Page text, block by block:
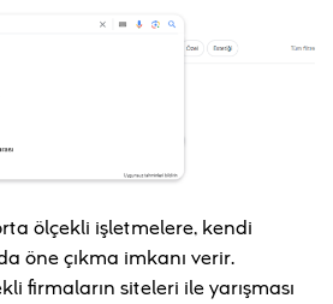
ölçekli işletmelere, kendi
öne çıkma imkanı verir.
firmaların siteleri ile yarışması